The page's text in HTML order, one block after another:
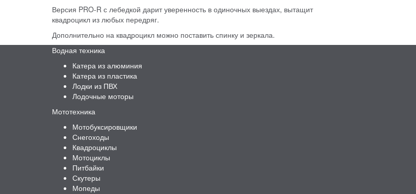
Версия PRO-R с лебедкой дарит уверенность в одиночных выездах, вытащит
квадроцикл из любых передряг.
Дополнительно на квадроцикл можно поставить спинку и зеркала.
Водная техника
Катера из алюминия
Катера из пластика
Лодки из ПВХ
Лодочные моторы
Мототехника
Мотобуксировщики
Снегоходы
Квадроциклы
Мотоциклы
Питбайки
Скутеры
Мопеды